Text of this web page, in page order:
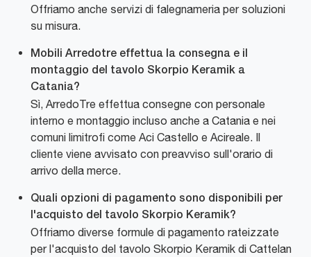
Offriamo anche servizi di falegnameria per soluzioni
su misura.
Mobili Arredotre effettua la consegna e il
montaggio del tavolo Skorpio Keramik a
Catania?
Sì, ArredoTre effettua consegne con personale
interno e montaggio incluso anche a Catania e nei
comuni limitrofi come Aci Castello e Acireale. Il
cliente viene avvisato con preavviso sull'orario di
arrivo della merce.
Quali opzioni di pagamento sono disponibili per
l'acquisto del tavolo Skorpio Keramik?
Offriamo diverse formule di pagamento rateizzate
per l'acquisto del tavolo Skorpio Keramik di Cattelan